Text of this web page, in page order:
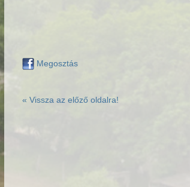
Megosztás
« Vissza az előző oldalra!